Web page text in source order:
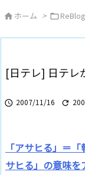
 ホーム > ReBlog
[日テレ] 日テレ
 2007/11/16 
「アサヒる」＝
サヒる」の意味を